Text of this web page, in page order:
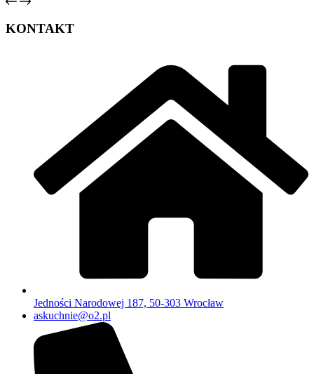
KONTAKT
Jedności Narodowej 187, 50-303 Wrocław
askuchnie@o2.pl